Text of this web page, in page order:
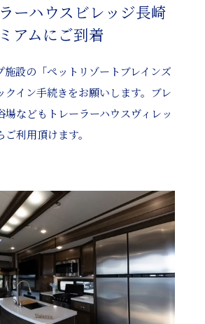
ーハウスビレッジ長崎
アムにご到着
施設の「ペットリゾートブレインズ
クイン手続きをお願いします。ブレ
場などもトレーラーハウスヴィレッ
利用頂けます。